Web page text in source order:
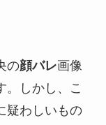
の顔バレ画像
。しかし、こ
疑わしいもの